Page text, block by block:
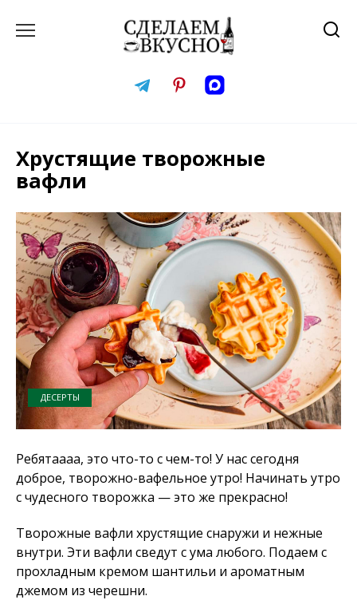
Хрустящие творожные
вафли
ДЕСЕРТЫ
Ребятаааа, это что-то с чем-то! У нас сегодня
доброе, творожно-вафельное утро! Начинать утро
с чудесного творожка — это же прекрасно!
Творожные вафли хрустящие снаружи и нежные
внутри. Эти вафли сведут с ума любого. Подаем с
прохладным кремом шантильи и ароматным
джемом из черешни.